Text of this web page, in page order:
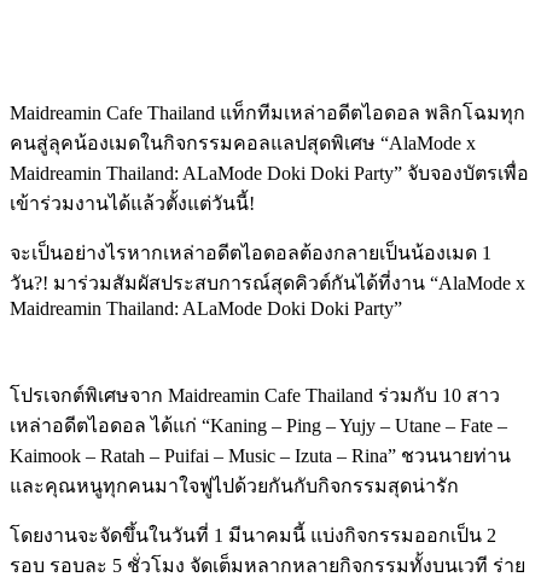
Maidreamin Cafe Thailand แท็กทีมเหล่าอดีตไอดอล พลิกโฉมทุก
คนสู่ลุคน้องเมดในกิจกรรมคอลแลปสุดพิเศษ “AlaMode x
Maidreamin Thailand: ALaMode Doki Doki Party” จับจองบัตรเพื่อ
เข้าร่วมงานได้แล้วตั้งแต่วันนี้!
จะเป็นอย่างไรหากเหล่าอดีตไอดอลต้องกลายเป็นน้องเมด 1
วัน?! มาร่วมสัมผัสประสบการณ์สุดคิวต์กันได้ที่งาน “AlaMode x
Maidreamin Thailand: ALaMode Doki Doki Party”
โปรเจกต์พิเศษจาก Maidreamin Cafe Thailand ร่วมกับ 10 สาว
เหล่าอดีตไอดอล ได้แก่ “Kaning – Ping – Yujy – Utane – Fate –
Kaimook – Ratah – Puifai – Music – Izuta – Rina” ชวนนายท่าน
และคุณหนูทุกคนมาใจฟูไปด้วยกันกับกิจกรรมสุดน่ารัก
โดยงานจะจัดขึ้นในวันที่ 1 มีนาคมนี้ แบ่งกิจกรรมออกเป็น 2
รอบ รอบละ 5 ชั่วโมง จัดเต็มหลากหลายกิจกรรมทั้งบนเวที ร่าย